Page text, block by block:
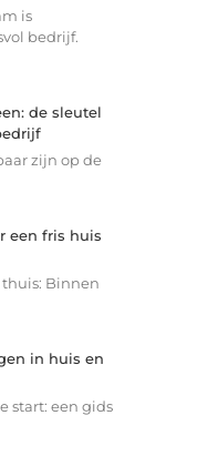
is
bedrijf.
de sleutel
zijn op de
een fris huis
thuis: Binnen
in huis en
start: een gids